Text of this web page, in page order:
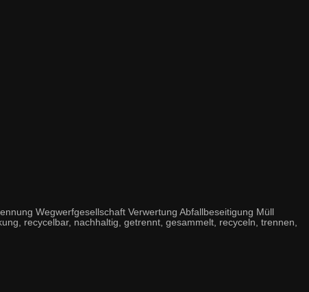
Wegwerfgesellschaft Verwertung Abfallbeseitigung Müll
recycelbar, nachhaltig, getrennt, gesammelt, recyceln, trennen,